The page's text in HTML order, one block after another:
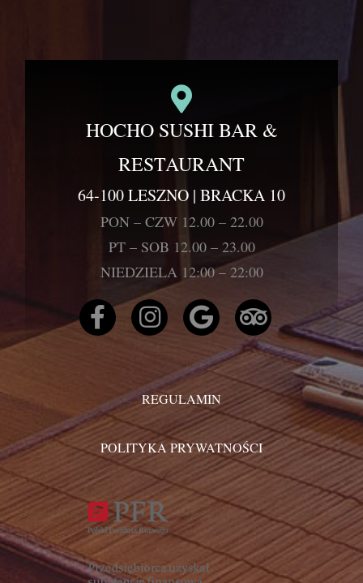
HOCHO SUSHI BAR &
RESTAURANT
64-100 LESZNO | BRACKA 10
PON – CZW 12.00 – 22.00
PT – SOB 12.00 – 23.00
NIEDZIELA 12:00 – 22:00
REGULAMIN
POLITYKA PRYWATNOŚCI